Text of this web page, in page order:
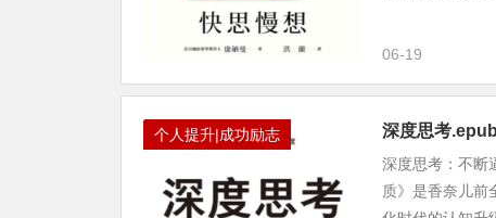
06-19
个人提升|成功励志 深度思考
深度思考：不断
质》是香奈儿前